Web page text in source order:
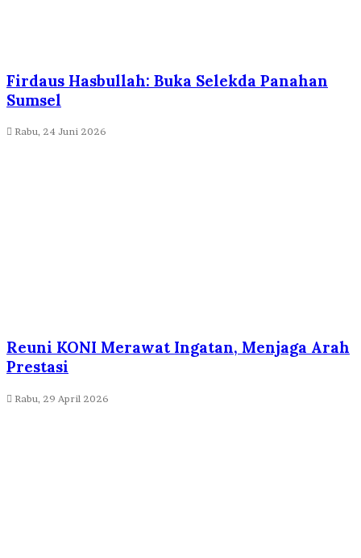
Firdaus Hasbullah: Buka Selekda Panahan
Sumsel
Rabu, 24 Juni 2026
Reuni KONI Merawat Ingatan, Menjaga Arah
Prestasi
Rabu, 29 April 2026